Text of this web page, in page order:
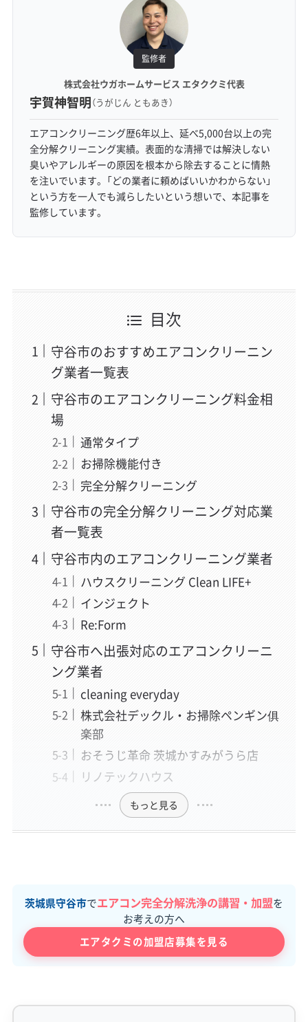
監修者
株式会社ウガホームサービス エタククミ代表
宇賀神智明（うがじん ともあき）
エアコンクリーニング歴6年以上、延べ5,000台以上の完
全分解クリーニング実績。表面的な清掃では解決しない
臭いやアレルギーの原因を根本から除去することに情熱
を注いでいます。「どの業者に頼めばいいかわからない」
という方を一人でも減らしたいという想いで、本記事を
監修しています。
目次
守谷市のおすすめエアコンクリーニン
グ業者一覧表
守谷市のエアコンクリーニング料金相
場
通常タイプ
お掃除機能付き
完全分解クリーニング
守谷市の完全分解クリーニング対応業
者一覧表
守谷市内のエアコンクリーニング業者
ハウスクリーニング Clean LIFE+
インジェクト
Re:Form
守谷市へ出張対応のエアコンクリーニ
ング業者
cleaning everyday
株式会社デックル・お掃除ペンギン俱
楽部
おそうじ革命 茨城かすみがうら店
リノテックハウス
もっと見る
茨城県守谷市でエアコン完全分解洗浄の講習・加盟を
お考えの方へ
エアタクミの加盟店募集を見る